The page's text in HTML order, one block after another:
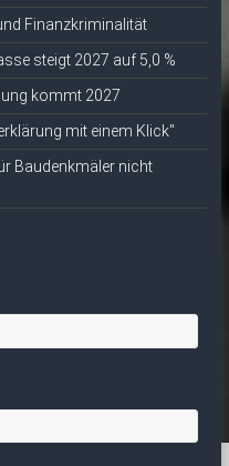
Finanzkriminalität
steigt 2027 auf 5,0 %
kommt 2027
mit einem Klick"
Baudenkmäler nicht